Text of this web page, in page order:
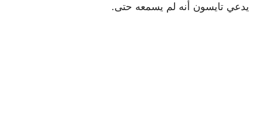
يدعي تايسون أنه لم يسمعه حتى.